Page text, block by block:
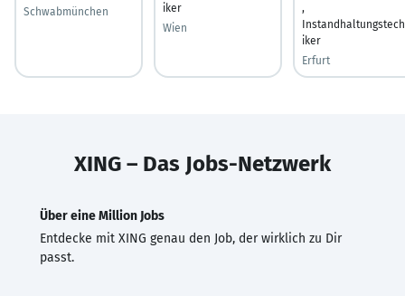
Schwabmünchen
iker
Wien
,
iker
Erfurt
XING – Das Jobs-Netzwerk
Über eine Million Jobs
Entdecke mit XING genau den Job, der wirklich zu Dir
passt.